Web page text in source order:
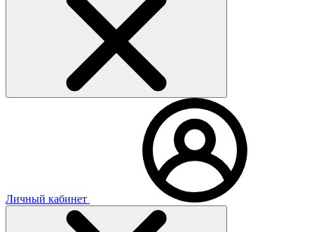
Личный кабинет